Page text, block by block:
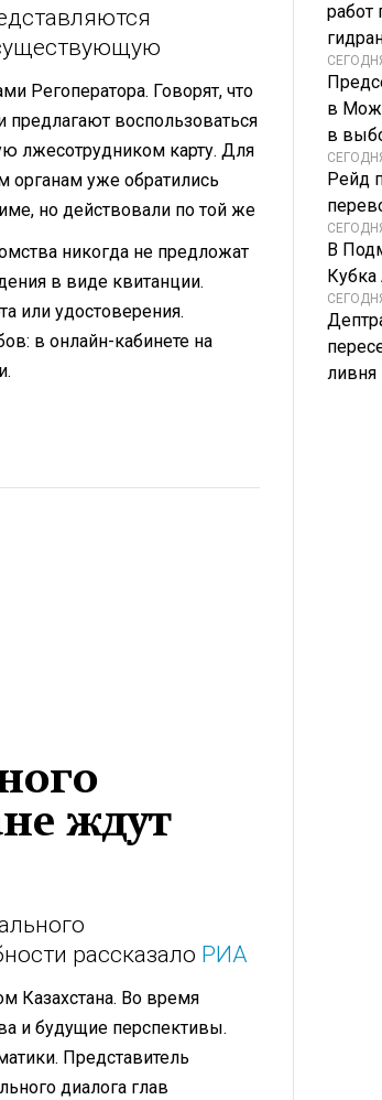
Регоператора. Говорят, что
предлагают воспользоваться
лжесотрудником карту. Для
уже обратились
но действовали по той же
никогда не предложат
в виде квитанции.
или удостоверения.
в онлайн-кабинете на
ждут
рассказало РИА
Казахстана. Во время
и будущие перспективы.
Представитель
диалога глав
в
в
Рейд
В
Кубка
ливня